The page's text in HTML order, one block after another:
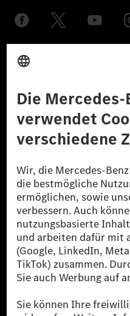
© 2026 Mercedes-Benz Group AG.
reduzierte CO₂-Emissionen bei
zertifizierte Ausgleichsprojekte
[2] Renewable Charging ist ein
Public in Europa, den USA,
Ladestation noch kein Strom aus
verwendet Renewable Charging
sicher, dass für Ladevorgänge
Strommenge aus erneuerbaren
Sie stammen ausschließlich aus
als sechs Jahre sind.
* Inkl. EKOenergy Ökolabel
* Die angegebenen Werte wurden
Messverfahren WLTP (Worldwide